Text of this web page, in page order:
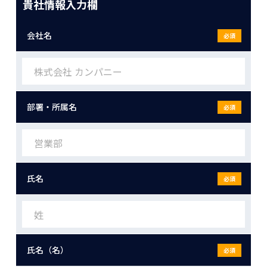
貴社情報入力欄
会社名 必須
部署・所属名 必須
氏名 必須
氏名（名） 必須